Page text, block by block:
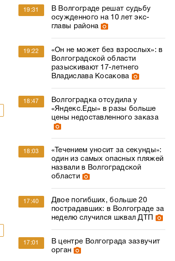
19:31
В Волгограде решат судьбу
осужденного на 10 лет экс-
главы района
19:22
«Он не может без взрослых»: в
Волгоградской области
разыскивают 17-летнего
Владислава Косакова
18:47
Волгоградка отсудила у
«Яндекс.Еды» в разы больше
цены недоставленного заказа
18:03
«Течением уносит за секунды»:
один из самых опасных пляжей
назвали в Волгоградской
области
17:40
Двое погибших, больше 20
пострадавших: в Волгограде за
неделю случился шквал ДТП
17:01
В центре Волгограда зазвучит
орган